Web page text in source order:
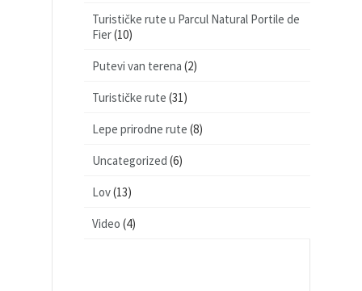
Turističke rute u Parcul Natural Portile de
Fier(10)
Putevi van terena (2)
Turističke rute (31)
Lepe prirodne rute (8)
Uncategorized (6)
Lov(13)
Video (4)